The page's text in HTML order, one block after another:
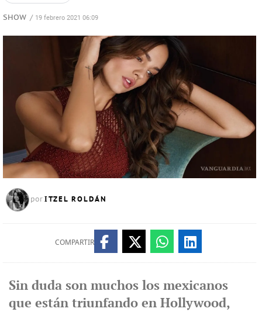
SHOW / 19 febrero 2021 06:09
por ITZEL ROLDÁN
COMPARTIR
Sin duda son muchos los mexicanos
que están triunfando en Hollywood,